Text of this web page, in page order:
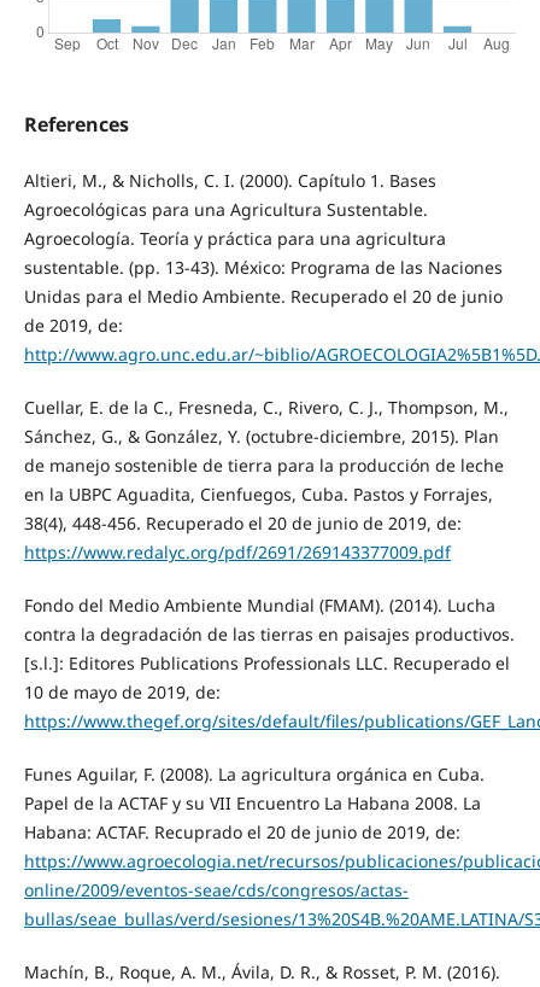
References
Altieri, M., & Nicholls, C. I. (2000). Capítulo 1. Bases
Agroecológicas para una Agricultura Sustentable.
Agroecología. Teoría y práctica para una agricultura
sustentable. (pp. 13-43). México: Programa de las Naciones
Unidas para el Medio Ambiente. Recuperado el 20 de junio
de 2019, de:
http://www.agro.unc.edu.ar/~biblio/
Cuellar, E. de la C., Fresneda, C., Rivero, C. J., Thompson, M.,
Sánchez, G., & González, Y. (octubre-diciembre, 2015). Plan
de manejo sostenible de tierra para la producción de leche
en la UBPC Aguadita, Cienfuegos, Cuba. Pastos y Forrajes,
38(4), 448-456. Recuperado el 20 de junio de 2019, de:
https://www.redalyc.org/pdf/2691/269143377009.pdf
Fondo del Medio Ambiente Mundial (FMAM). (2014). Lucha
contra la degradación de las tierras en paisajes productivos.
[s.l.]: Editores Publications Professionals LLC. Recuperado el
10 de mayo de 2019, de:
https://www.thegef.org/sites/default/files/publications/
Funes Aguilar, F. (2008). La agricultura orgánica en Cuba.
Papel de la ACTAF y su VII Encuentro La Habana 2008. La
Habana: ACTAF. Recuprado el 20 de junio de 2019, de:
https://www.agroecologia.net/recursos/publicaciones/
online/2009/eventos-seae/cds/congresos/actas-
bullas/seae_bullas/verd/sesiones/13%20S4B.%20AME.LATINA/
Machín, B., Roque, A. M., Ávila, D. R., & Rosset, P. M. (2016).